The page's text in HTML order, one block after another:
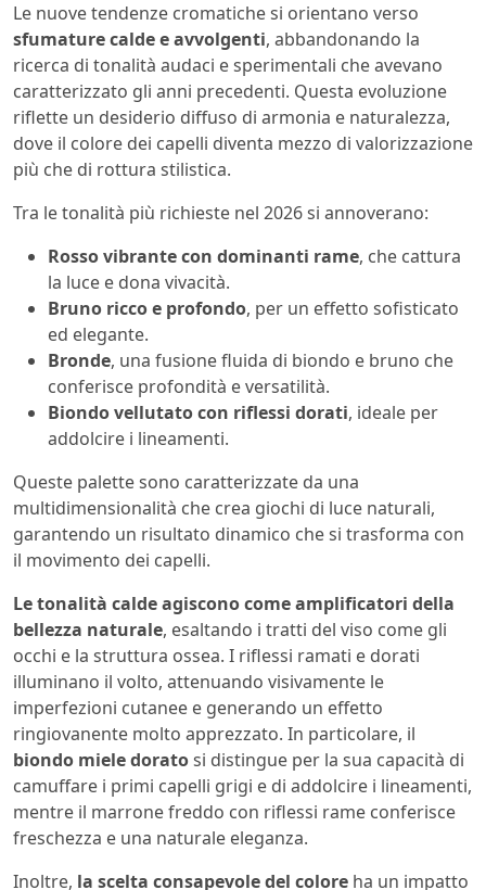
Le nuove tendenze cromatiche si orientano verso
sfumature calde e avvolgenti, abbandonando la
ricerca di tonalità audaci e sperimentali che avevano
caratterizzato gli anni precedenti. Questa evoluzione
riflette un desiderio diffuso di armonia e naturalezza,
dove il colore dei capelli diventa mezzo di valorizzazione
più che di rottura stilistica.
Tra le tonalità più richieste nel 2026 si annoverano:
Rosso vibrante con dominanti rame, che cattura
la luce e dona vivacità.
Bruno ricco e profondo, per un effetto sofisticato
ed elegante.
Bronde, una fusione fluida di biondo e bruno che
conferisce profondità e versatilità.
Biondo vellutato con riflessi dorati, ideale per
addolcire i lineamenti.
Queste palette sono caratterizzate da una
multidimensionalità che crea giochi di luce naturali,
garantendo un risultato dinamico che si trasforma con
il movimento dei capelli.
Le tonalità calde agiscono come amplificatori della
bellezza naturale, esaltando i tratti del viso come gli
occhi e la struttura ossea. I riflessi ramati e dorati
illuminano il volto, attenuando visivamente le
imperfezioni cutanee e generando un effetto
ringiovanente molto apprezzato. In particolare, il
biondo miele doratosi distingue per la sua capacità di
camuffare i primi capelli grigi e di addolcire i lineamenti,
mentre il marrone freddo con riflessi rame conferisce
freschezza e una naturale eleganza.
Inoltre, la scelta consapevole del colore ha un impatto